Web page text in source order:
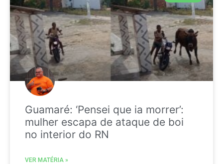
Guamaré: ‘Pensei que ia morrer’:
mulher escapa de ataque de boi
no interior do RN
VER MATÉRIA »